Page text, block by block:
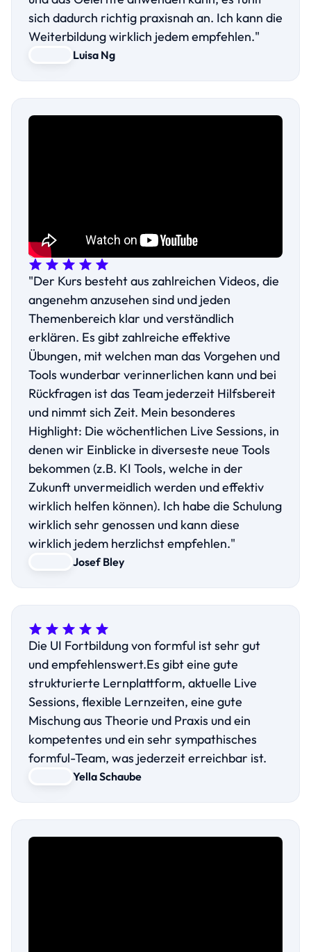
sich dadurch richtig praxisnah an. Ich kann die
Weiterbildung wirklich jedem empfehlen."
Luisa Ng
"Der Kurs besteht aus zahlreichen Videos, die
angenehm anzusehen sind und jeden
Themenbereich klar und verständlich
erklären. Es gibt zahlreiche effektive
Übungen, mit welchen man das Vorgehen und
Tools wunderbar verinnerlichen kann und bei
Rückfragen ist das Team jederzeit Hilfsbereit
und nimmt sich Zeit. Mein besonderes
Highlight: Die wöchentlichen Live Sessions, in
denen wir Einblicke in diverseste neue Tools
bekommen (z.B. KI Tools, welche in der
Zukunft unvermeidlich werden und effektiv
wirklich helfen können). Ich habe die Schulung
wirklich sehr genossen und kann diese
wirklich jedem herzlichst empfehlen."
Josef Bley
Die UI Fortbildung von formful ist sehr gut
und empfehlenswert.Es gibt eine gute
strukturierte Lernplattform, aktuelle Live
Sessions, flexible Lernzeiten, eine gute
Mischung aus Theorie und Praxis und ein
kompetentes und ein sehr sympathisches
formful-Team, was jederzeit erreichbar ist.
Yella Schaube